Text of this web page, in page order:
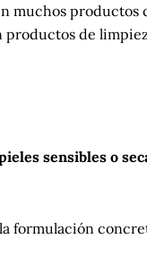
muchos productos
de
sensibles o
formulación